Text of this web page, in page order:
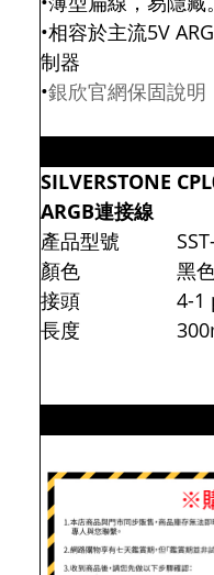
•相容於主流5V
制器
•銀欣官網保固說明
SILVERSTONE
ARGB連接線
產品型號
顏色
黑
接頭
4-1
長度